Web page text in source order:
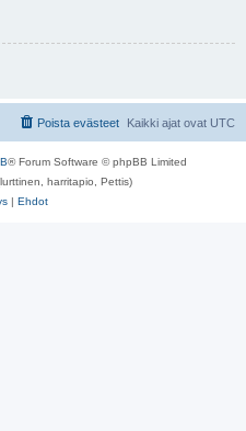
Kaikki ajat ovat UTC
Poista evästeet
® Forum Software © phpBB Limited
harritapio, Pettis)
| Ehdot